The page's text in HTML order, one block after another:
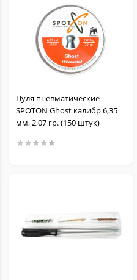
Пуля пневматические
SPOTON Ghost калибр 6,35
мм, 2,07 гр. (150 штук)